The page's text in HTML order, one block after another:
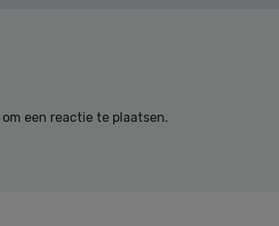
om een reactie te plaatsen.